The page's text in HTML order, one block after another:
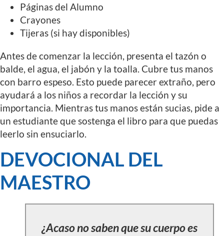
Páginas del Alumno
Crayones
Tijeras (si hay disponibles)
Antes de comenzar la lección, presenta el tazón o
balde, el agua, el jabón y la toalla. Cubre tus manos
con barro espeso. Esto puede parecer extraño, pero
ayudará a los niños a recordar la lección y su
importancia. Mientras tus manos están sucias, pide a
un estudiante que sostenga el libro para que puedas
leerlo sin ensuciarlo.
DEVOCIONAL DEL
MAESTRO
¿Acaso no saben que su cuerpo es